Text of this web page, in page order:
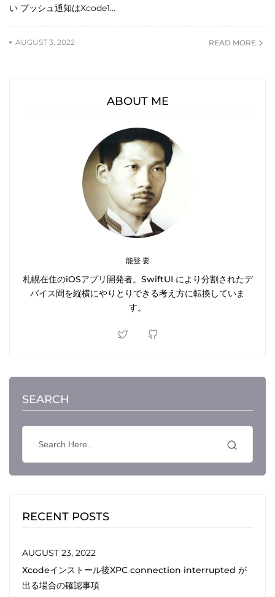
い プッシュ通知はXcode1…
AUGUST 3, 2022 READ MORE
ABOUT ME
能登 要
札幌在住のiOSアプリ開発者。SwiftUI により分割されたデ
バイス間を縦横にやりとりできる考え方に転換していま
す。
SEARCH
RECENT POSTS
AUGUST 23, 2022
Xcodeインストール後XPC connection interrupted が
出る場合の確認事項